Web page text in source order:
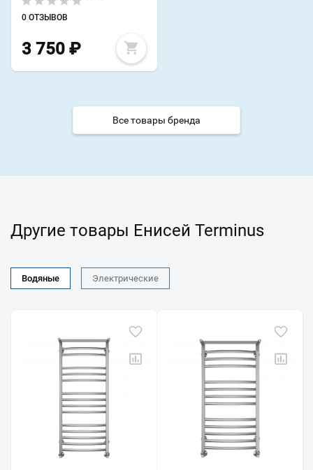
0 ОТЗЫВОВ
3 750 ₽
Все товары бренда
Другие товары Енисей Terminus
Водяные Электрические